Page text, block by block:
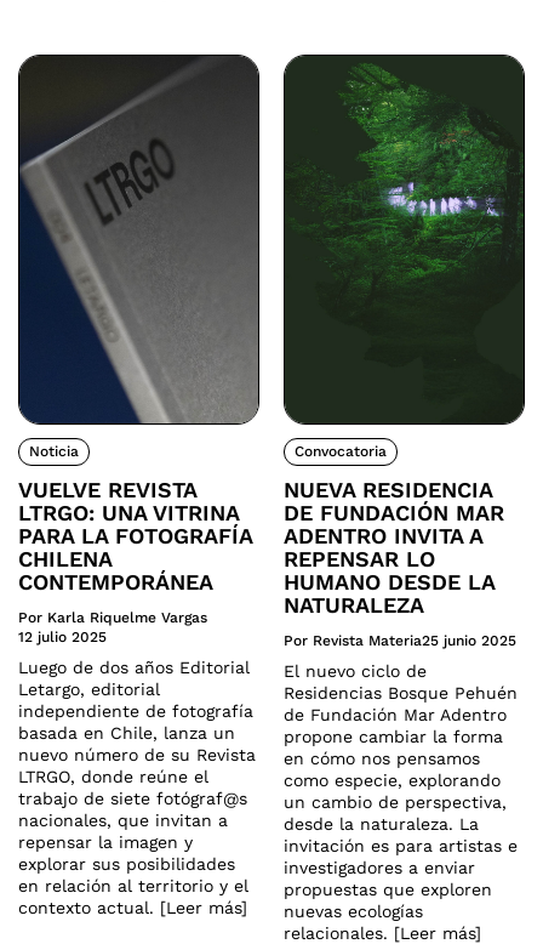
Noticia
VUELVE REVISTA
LTRGO: UNA VITRINA
PARA LA FOTOGRAFÍA
CHILENA
CONTEMPORÁNEA
Por Karla Riquelme Vargas
12 julio 2025
Luego de dos años Editorial
Letargo, editorial
independiente de fotografía
basada en Chile, lanza un
nuevo número de su Revista
LTRGO, donde reúne el
trabajo de siete fotógraf@s
nacionales, que invitan a
repensar la imagen y
explorar sus posibilidades
en relación al territorio y el
contexto actual. [Leer más]
Convocatoria
NUEVA RESIDENCIA
DE FUNDACIÓN MAR
ADENTRO INVITA A
REPENSAR LO
HUMANO DESDE LA
NATURALEZA
Por Revista Materia25 junio 2025
El nuevo ciclo de
Residencias Bosque Pehuén
de Fundación Mar Adentro
propone cambiar la forma
en cómo nos pensamos
como especie, explorando
un cambio de perspectiva,
desde la naturaleza. La
invitación es para artistas e
investigadores a enviar
propuestas que exploren
nuevas ecologías
relacionales. [Leer más]